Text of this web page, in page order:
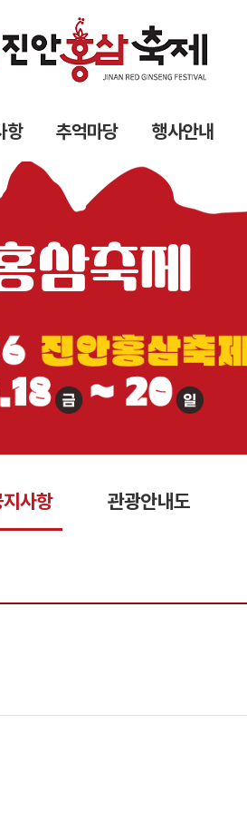
항 추억마당 행사안내
삼축제
사항 관광안내도